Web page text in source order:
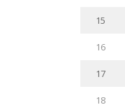
15
16
17
18